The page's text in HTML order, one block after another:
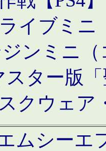
イブミニ
ジンミニ
スター版
クウェア
ムシーエ